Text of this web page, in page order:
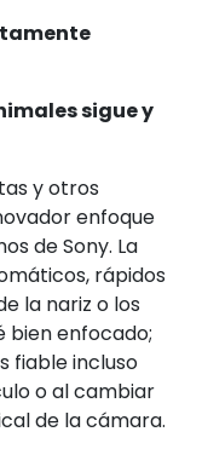
sigue y
y otros
enfoque
de Sony. La
rápidos
la nariz o los
bien enfocado;
fiable incluso
o al cambiar
de la cámara.